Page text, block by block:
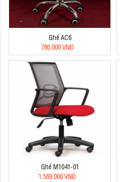
Ghế AC6
780.000 VNĐ
Ghế M1041-01
1.569.000 VNĐ